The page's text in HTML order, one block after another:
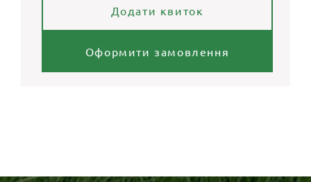
Додати квиток
Оформити замовлення